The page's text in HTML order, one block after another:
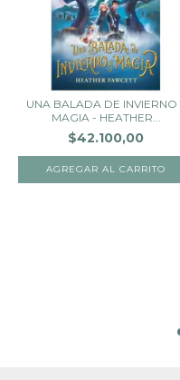
UNA BALADA DE INVIERNO
MAGIA - HEATHER...
$42.100,00